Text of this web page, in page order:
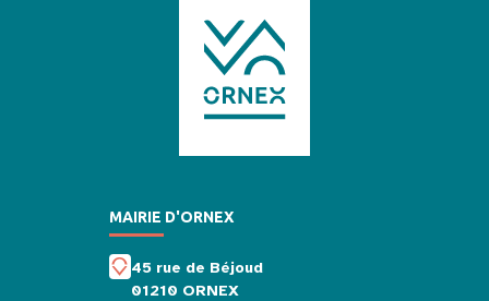
MAIRIE D'ORNEX
45 rue de Béjoud
01210 ORNEX